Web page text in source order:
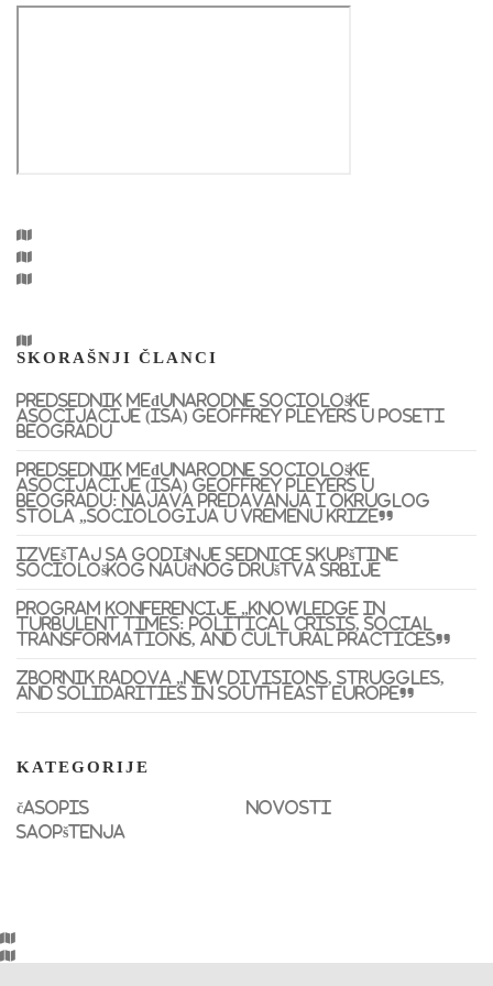
SKORAŠNJI ČLANCI
Predsednik Međunarodne sociološke
asocijacije (ISA) Geoffrey Pleyers u poseti
Beogradu
Predsednik Međunarodne sociološke
asocijacije (ISA) Geoffrey Pleyers u
Beogradu: najava predavanja i okruglog
stola „Sociologija u vremenu krize”
Izveštaj sa godišnje sednice Skupštine
Sociološkog naučnog društva Srbije
Program konferencije „Knowledge in
Turbulent Times: Political Crisis, Social
Transformations, and Cultural Practices”
Zbornik radova „New Divisions, Struggles,
and Solidarities in South East Europe”
KATEGORIJE
časopis
novosti
saopštenja